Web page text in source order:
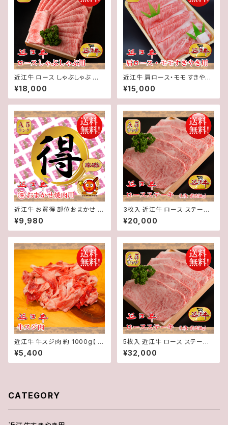
近江牛 ロース しゃぶしゃぶ 用
（3～4人前）600g【 冷蔵 】 A５
「 認定 」近江牛☆選べるしゃぶ
しゃぶのタレ付き☆★ 送料無料
¥18,000
近江牛 肩ロース・モモ すきやき
用（3～4人前）600g【 冷蔵 】 A
５ 「 認定 」近江牛☆すきやきの
わりした付き☆★ 送料無料 ★
¥15,000
近江牛 お買得 部位おまかせ 焼
肉 用（3～4人前）700g【 冷蔵
】 A５ 「 認定 」近江牛☆ 焼肉の
タレ 凛 付き☆★ 送料無料 ★※
¥9,980
3枚入 近江牛 ロース ステーキ
(1枚約250g) 3枚 計約750g【
冷蔵 】 A５ 「 認定 」近江牛 ★
送料無料 ★※一部地域を除く
¥20,000
近江牛 牛スジ肉 約 1000g【 冷
蔵 】 「 認定 」近江牛 和牛 すじ
肉★ 送料無料 ★※一部地域を
除く
¥5,400
5枚入 近江牛 ロース ステーキ
(1枚約250g) 5枚 計約1250g【
冷蔵 】 A５ 「 認定 」近江牛 ★
送料無料 ★※一部地域を除く
¥32,000
CATEGORY